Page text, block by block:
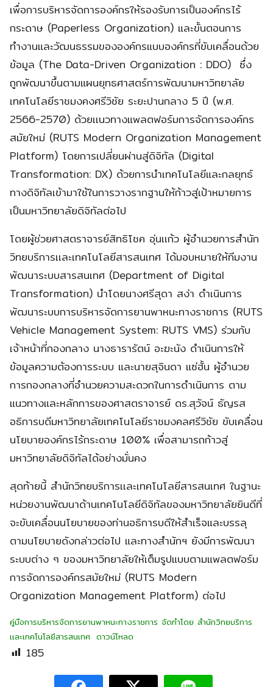
เพื่อการบริหารจัดการองค์กรให้รองรับการเป็นองค์กรไร้
กระดาษ (Paperless Organization) และขั้นตอนการ
ทำงานและวัฒนธรรมขององค์กรแบบองค์กรที่ขับเคลื่อนด้วย
ข้อมูล (The Data-Driven Organization : DDO) ซึ่ง
ถูกพัฒนาขึ้นตามแผนยุทธศาสตร์การพัฒนามหาวิทยาลัย
เทคโนโลยีราชมงคงศรีวิชัย ระยะปานกลาง 5 ปี (พ.ศ.
2566-2570) ด้วยเเนวทางแพลตฟอร์มการจัดการองค์กร
สมัยใหม่ (RUTS Modern Organization Management
Platform) โดยการเปลี่ยนผ่านสู่ดิจิทัล (Digital
Transformation: DX) ด้วยการนำเทคโนโลยีและกลยุทธ์
ทางดิจิทัลเข้ามาใช้ในการวางรากฐานให้ก้าวสู่เป้าหมายการ
เป็นมหาวิทยาลัยดิจิทัลต่อไป
โดยผู้ช่วยศาสตราจารย์สิทธิโชค อุ่นเเก้ว ผู้อำนวยการสำนัก
วิทยบริการเเละเทคโนโลยีสารสนเทศ ได้มอบหมายให้ทีมงาน
พัฒนาระบบสารสนเทศ (Department of Digital
Transformation) นำโดยนางศรีสุดา สง่า ดำเนินการ
พัฒนาระบบการบริหารจัดการยานพาหนะทางราชการ (RUTS
Vehicle Management System: RUTS VMS) ร่วมกับ
เจ้าหน้าที่กองกลาง นางธารารัตน์ อะฆะนัง ดำเนินการให้
ข้อมูลความต้องการระบบ และนายสุจินดา แซ่ฮั้น ผู้อำนวย
การกองกลางที่อำนวยความสะดวกในการดำเนินการ ตาม
แนวทางและหลักการของศาสตราจารย์ ดร.สุวัจน์ ธัญรส
อธิการบดีมหาวิทยาลัยเทคโนโลยีราชมงคลศรีวิชัย ขับเคลื่อน
นโยบายองค์กรไร้กระดาษ 100% เพื่อสามารถก้าวสู่
มหาวิทยาลัยดิจิทัลได้อย่างมั่นคง
สุดท้ายนี้ สำนักวิทยบริการเเละเทคโนโลยีสารสนเทศ ในฐานะ
หน่วยงานพัฒนาด้านเทคโนโลยีดิจิทัลของมหาวิทยาลัยยินดีที่
จะขับเคลื่อนนโยบายของท่านอธิการบดีให้สำเร็จและบรรลุ
ตามนโยบายดังกล่าวต่อไป และทางสำนักฯ ยังมีการพัฒนา
ระบบต่าง ๆ ของมหาวิทยาลัยให้เต็มรูปแบบตามแพลตฟอร์ม
การจัดการองค์กรสมัยใหม่ (RUTS Modern
Organization Management Platform) ต่อไป
คู่มือการบริหารจัดการยานพาหนะทางราชการ จัดทำโดย สำนักวิทยบริการ
เเละเทคโนโลยีสารสนเทศ ดาวน์โหลด
185